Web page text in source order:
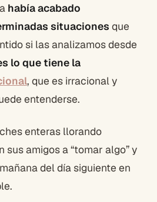
había acabado
situaciones que
si las analizamos desde
lo que tiene la
, que es irracional y
entenderse.
enteras llorando
sus amigos a “tomar algo” y
del día siguiente en